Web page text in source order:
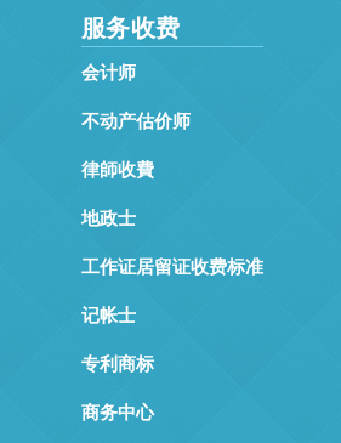
服务收费
会计师
不动产估价师
律師收費
地政士
工作证居留证收费标准
记帐士
专利商标
商务中心